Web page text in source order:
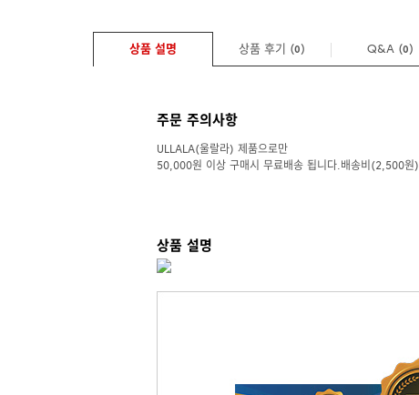
상품 설명 상품 후기 (0) Q&A (0)
주문 주의사항
ULLALA(울랄라) 제품으로만
50,000원 이상 구매시 무료배송 됩니다.배송비(2,500원)
상품 설명